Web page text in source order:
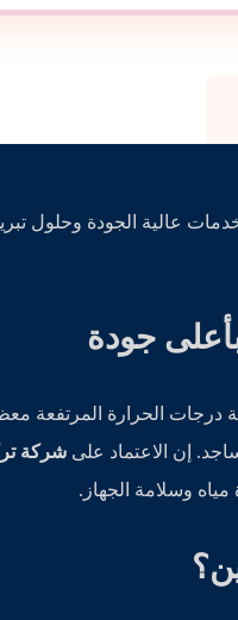
عالية الجودة وحلول
جودة
درجات الحرارة المرتفعة
إن الاعتماد على شركة
وسلامة الجهاز.